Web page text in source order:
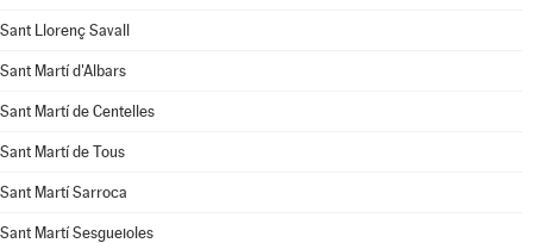
Sant Llorenç Savall
Sant Martí d'Albars
Sant Martí de Centelles
Sant Martí de Tous
Sant Martí Sarroca
Sant Martí Sesgueioles